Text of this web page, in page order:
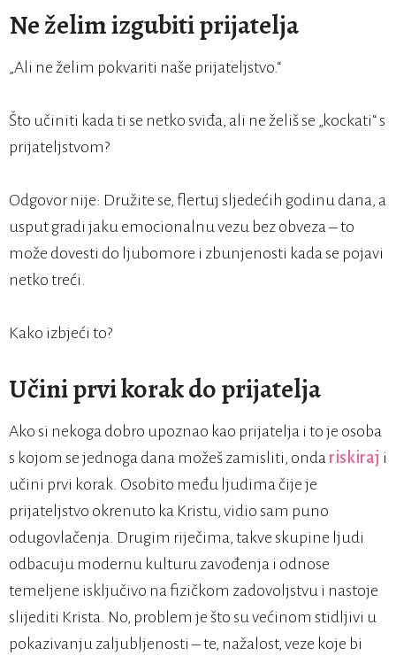
Ne želim izgubiti prijatelja
„Ali ne želim pokvariti naše prijateljstvo.“
Što učiniti kada ti se netko sviđa, ali ne želiš se „kockati“ s
prijateljstvom?
Odgovor nije: Družite se, flertuj sljedećih godinu dana, a
usput gradi jaku emocionalnu vezu bez obveza – to
može dovesti do ljubomore i zbunjenosti kada se pojavi
netko treći.
Kako izbjeći to?
Učini prvi korak do prijatelja
Ako si nekoga dobro upoznao kao prijatelja i to je osoba
s kojom se jednoga dana možeš zamisliti, onda riskiraj i
učini prvi korak. Osobito među ljudima čije je
prijateljstvo okrenuto ka Kristu, vidio sam puno
odugovlačenja. Drugim riječima, takve skupine ljudi
odbacuju modernu kulturu zavođenja i odnose
temeljene isključivo na fizičkom zadovoljstvu i nastoje
slijediti Krista. No, problem je što su većinom stidljivi u
pokazivanju zaljubljenosti – te, nažalost, veze koje bi